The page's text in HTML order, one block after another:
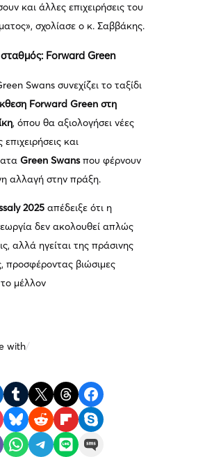
και άλλες επιχειρήσεις του
σχολίασε ο κ. Σαββάκης.
Forward Green
Swans συνεχίζει το ταξίδι
Forward Green στη
, όπου θα αξιολογήσει νέες
επιχειρήσεις και
Green Swansπου φέρνουν
αλλαγή στην πράξη.
2025 απέδειξε ότι η
δεν ακολουθεί απλώς
αλλά ηγείται της πράσινης
προσφέροντας βιώσιμες
μέλλον
with/
Share on Tumblr Share on X Share on Threads
Share on Facebook
Share on Bluesky Share on Reddit Share on Flipboard
Share on Skype
Share on WhatsApp Share on Telegram Share on LINE
Share on SMS